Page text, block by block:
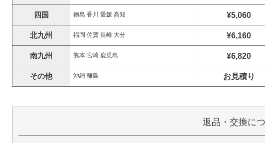
四国 徳島 香川 愛媛 高知 ¥5,060
北九州 福岡 佐賀 長崎 大分 ¥6,160
南九州 熊本 宮崎 鹿児島 ¥6,820
その他 沖縄 離島 お見積り
返品・交換に